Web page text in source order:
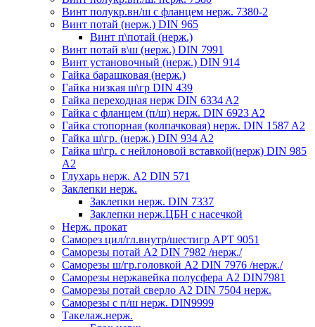
Винт полукр.вн/ш с фланцем нерж. 7380-2
Винт потай (нерж.) DIN 965
Винт п\потай (нерж.)
Винт потай в\ш (нерж.) DIN 7991
Винт установочный (нерж.) DIN 914
Гайка барашковая (нерж.)
Гайка низкая ш\гр DIN 439
Гайка переходная нерж DIN 6334 A2
Гайка с фланцем (п/ш) нерж. DIN 6923 A2
Гайка стопорная (колпачковая) нерж. DIN 1587 A2
Гайка ш\гр. (нерж.) DIN 934 A2
Гайка ш\гр. с нейлоновой вставкой(нерж) DIN 985
A2
Глухарь нерж. А2 DIN 571
Заклепки нерж.
Заклепки нерж. DIN 7337
Заклепки нерж.ЦБН с насечкой
Нерж. прокат
Саморез цил/гл.внутр/шестигр АРТ 9051
Саморезы потай А2 DIN 7982 /нерж./
Саморезы ш/гр.головкой А2 DIN 7976 /нерж./
Саморезы нержавейка полусфера А2 DIN7981
Саморезы потай сверло А2 DIN 7504 нерж.
Саморезы с п/ш нерж. DIN9999
Такелаж.нерж.